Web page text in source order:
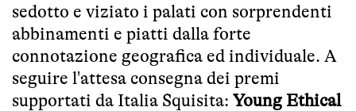
sedotto e viziato i palati con sorprendenti
abbinamenti e piatti dalla forte
connotazione geografica ed individuale. A
seguire l'attesa consegna dei premi
supportati da Italia Squisita: Young Ethical